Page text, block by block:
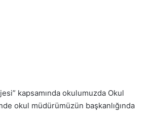
kapsamında okulumuzda Okul
okul müdürümüzün başkanlığında